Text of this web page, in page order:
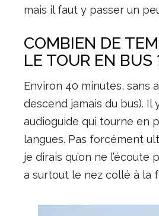
mais il faut y passer un
COMBIEN DE
LE TOUR EN BUS
Environ 40 minutes, sans
descend jamais du bus). Il
audioguide qui tourne en
langues. Pas forcément
je dirais qu’on ne l’écoute
a surtout le nez collé à la